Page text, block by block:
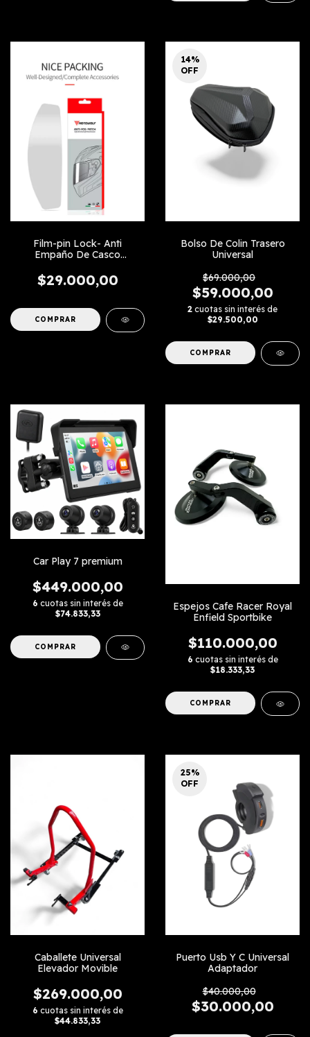
Film-pin Lock- Anti
Empaño De Casco
$29.000,00
14%
OFF
Bolso De Colin Trasero
Universal
$69.000,00
$59.000,00
2 cuotas sin interés de
$29.500,00
Car Play 7 premium
$449.000,00
6 cuotas sin interés de
$74.833,33
Espejos Cafe Racer Royal
Enfield Sportbike
$110.000,00
6 cuotas sin interés de
$18.333,33
Caballete Universal
Elevador Movible
$269.000,00
6 cuotas sin interés de
$44.833,33
25%
OFF
Puerto Usb Y C Universal
Adaptador
$40.000,00
$30.000,00